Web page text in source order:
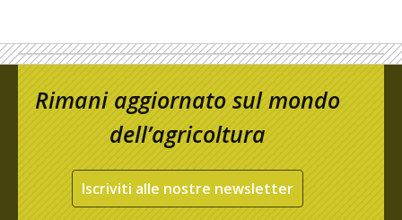
Rimani aggiornato sul mondo
dell’agricoltura
Iscriviti alle nostre newsletter